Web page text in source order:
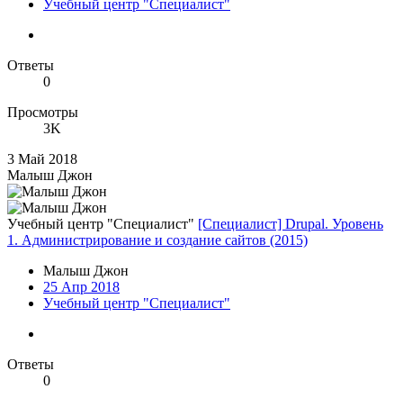
Учебный центр "Специалист"
Ответы
0
Просмотры
3K
3 Май 2018
Малыш Джон
Учебный центр "Специалист" [Специалист] Drupal. Уровень
1. Администрирование и создание сайтов (2015)
Малыш Джон
25 Апр 2018
Учебный центр "Специалист"
Ответы
0